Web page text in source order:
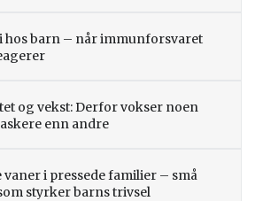
hos barn – når immunforsvaret
og vekst: Derfor vokser noen
enn andre
vaner i pressede familier – små
styrker barns trivsel